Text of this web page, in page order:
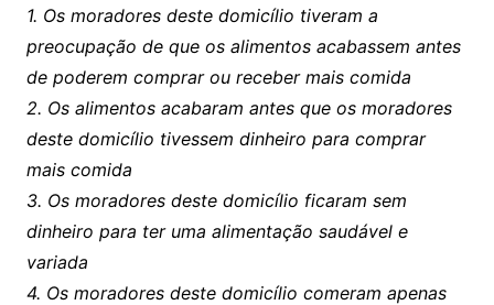
1. Os moradores deste domicílio tiveram a
preocupação de que os alimentos acabassem antes
de poderem comprar ou receber mais comida
2. Os alimentos acabaram antes que os moradores
deste domicílio tivessem dinheiro para comprar
mais comida
3. Os moradores deste domicílio ficaram sem
dinheiro para ter uma alimentação saudável e
variada
4. Os moradores deste domicílio comeram apenas